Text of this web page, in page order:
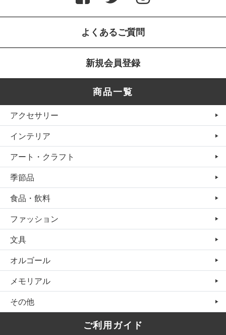
よくあるご質問
新規会員登録
商品一覧
アクセサリー
インテリア
アート・クラフト
季節品
食品・飲料
ファッション
文具
オルゴール
メモリアル
その他
ご利用ガイド